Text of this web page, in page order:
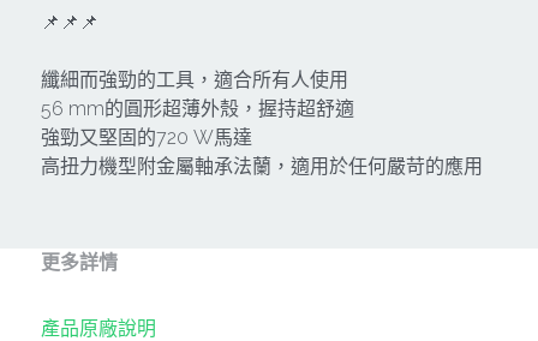
Milwaukee-充電器、電池、配件
Milwaukee-12
Dewalt 電池、充電器、配件
電池及配件
雷射測距儀
引擎類
Hikoki
REXON
MK-POWER
其它工具
五金及其它
中亞焊條產品
延長線、電線、電焊線
充電器
鋸片類
搜索
📌📌📌
纖細而強勁的工具，適合所有人使用
56 mm的圓形超薄外殼，握持超舒適
強勁又堅固的720 W馬達
高扭力機型附金屬軸承法蘭，適用於任何嚴苛的應用
更多詳情
產品原廠說明